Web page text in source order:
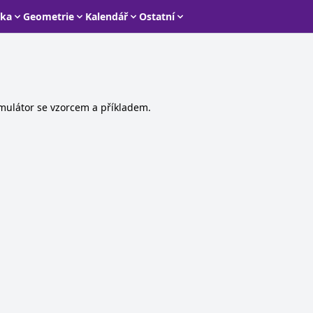
Geometrie Kalendář Ostatní
se vzorcem a příkladem.